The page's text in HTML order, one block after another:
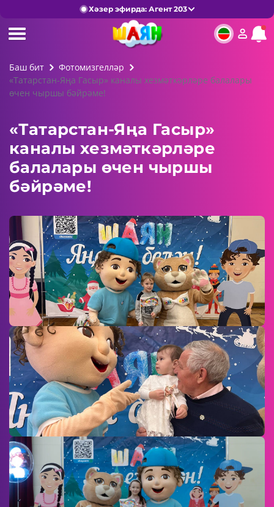
Хәзер эфирда: Агент 203
Баш бит
Фотомизгелләр
«Татарстан-Яңа Гасыр» каналы хезмәткәрләре балалары
өчен чыршы бәйрәме!
«Татарстан-Яңа Гасыр»
каналы хезмәткәрләре
балалары өчен чыршы
бәйрәме!